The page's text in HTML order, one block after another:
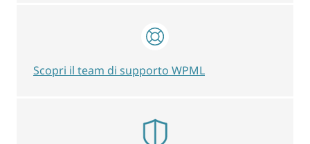
Scopri il team di supporto WPML